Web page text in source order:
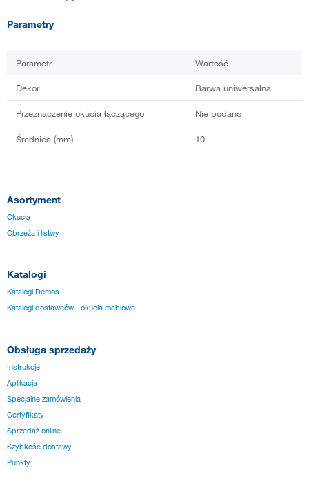
Parametry
Parametr Wartość
Dekor Barwa uniwersalna
Przeznaczenie okucia łączącego Nie podano
Średnica (mm) 10
Asortyment
Okucia
Obrzeża i listwy
Katalogi
Katalogi Demos
Katalogi dostawców - okucia meblowe
Obsługa sprzedaży
Instrukcje
Aplikacja
Specjalne zamówienia
Certyfikaty
Sprzedaż online
Szybkość dostawy
Punkty